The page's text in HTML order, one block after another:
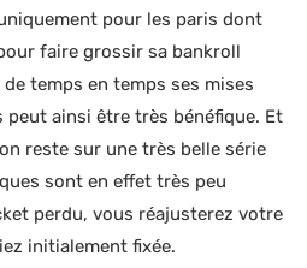
pour les paris dont
faire grossir sa bankroll
temps en temps ses mises
peut ainsi être très bénéfique. Et
reste sur une très belle série
sont en effet très peu
perdu, vous réajusterez votre
initialement fixée.